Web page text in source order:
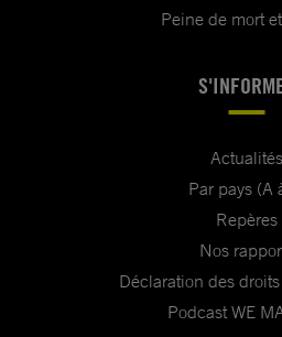
Peine de mort
Actualités
Par pays (A
Repères
Nos
Déclaration des
Podcast WE